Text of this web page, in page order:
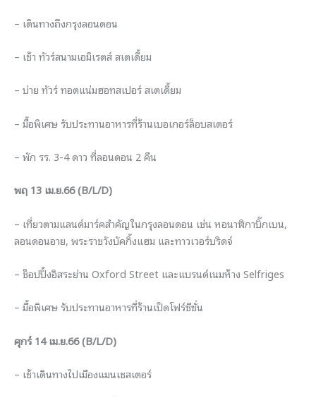
– เดินทางถึงกรุงลอนดอน
– เช้า ทัวร์สนามเอมิเรตส์ สเตเดี้ยม
– บ่าย ทัวร์ ทอตแน่มฮอทสเปอร์ สเตเดี้ยม
– มื้อพิเศษ รับประทานอาหารที่ร้านเบอเกอร์ล็อบสเตอร์
– พัก รร. 3-4 ดาว ที่ลอนดอน 2 คืน
พฤ 13 เม.ย.66 (B/L/D)
– เที่ยวตามแลนด์มาร์คสำคัญในกรุงลอนดอน เช่น หอนาฬิกาบิ๊กเบน,
ลอนดอนอาย, พระราชวังบัคกิ้งแฮม และทาวเวอร์บริดจ์
– ช็อปปิ้งอิสระย่าน Oxford Street และแบรนด์เนมห้าง Selfriges
– มื้อพิเศษ รับประทานอาหารที่ร้านเป็ดโฟร์ซีซั่น
ศุกร์ 14 เม.ย.66 (B/L/D)
– เช้าเดินทางไปเมืองแมนเชสเตอร์